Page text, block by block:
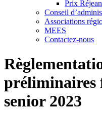
Prix
Conseil
Associations
MEES
Contactez-nous
préliminaires
senior 2023